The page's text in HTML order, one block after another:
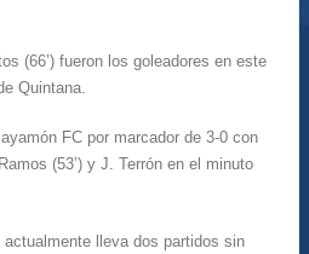
(66’) fueron los goleadores en este
Quintana.
FC por marcador de 3-0 con
(53’) y J. Terrón en el minuto
lleva dos partidos sin